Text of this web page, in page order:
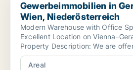
Gewerbeimmobilien in
Wien, Niederösterreich
Modern Warehouse with Office
Excellent Location on
Property Description: We are
warehouse with...
Areal